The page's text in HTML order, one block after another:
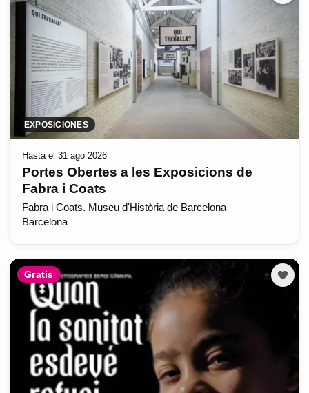
EXPOSICIONES
Hasta el 31 ago 2026
Portes Obertes a les Exposicions de
Fabra i Coats
Fabra i Coats. Museu d'Història de Barcelona
Barcelona
Gratis